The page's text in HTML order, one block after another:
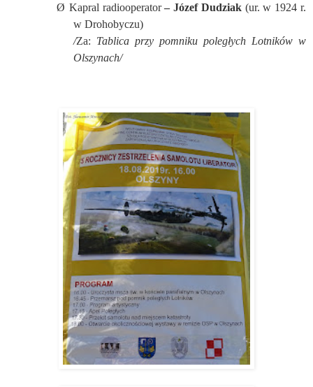
Ø Kapral radiooperator– Józef Dudziak (ur. w 1924 r.
w Drohobyczu)
/Za: Tablica przy pomniku poległych Lotników w
Olszynach/